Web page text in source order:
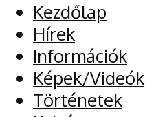
Kezdőlap
Hírek
Információk
Képek/Videók
Történetek